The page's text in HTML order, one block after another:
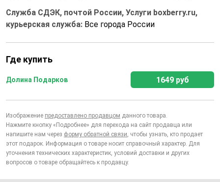
Служба СДЭК, почтой России, Услуги boxberry.ru,
курьерская служба: Все города России
Где купить
Долина Подарков 1649 руб
Изображение предоставлено продавцом данного товара.
Нажмите кнопку «Подробнее» для перехода на сайт продавца или
напишите нам через форму обратной связи, чтобы узнать, кто продает
этот подарок. Информация о товаре носит справочный характер. Для
уточнения технических характеристик, условий доставки и других
вопросов о товаре обращайтесь к продавцу.